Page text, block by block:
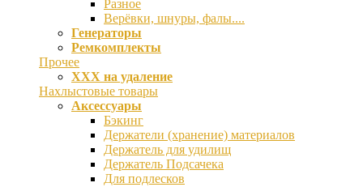
Разное
Верёвки, шнуры, фалы....
Генераторы
Ремкомплекты
Прочее
ХХХ на удаление
Нахлыстовые товары
Аксессуары
Бэкинг
Держатели (хранение) материалов
Держатель для удилищ
Держатель Подсачека
Для подлесков